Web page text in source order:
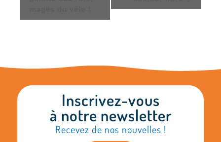
Inscrivez-vous
à notre newsletter
Recevez de nos nouvelles !